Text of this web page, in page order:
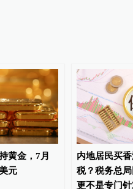
黄金，7月
元
内地居民买
税？税务总局
更不是专门针